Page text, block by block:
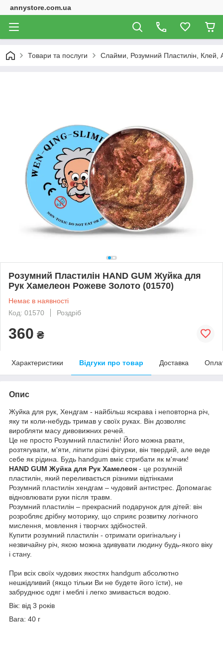
annystore.com.ua
Товари та послуги Слайми, Розумний Пластилін, Клей,
Розумний Пластилін HAND GUM Жуйка для
Рук Хамелеон Рожеве Золото (01570)
Немає в наявності
Код: 01570
Роздріб
360 ₴
Характеристики Відгуки про товар Доставка
Опис
Жуйка для рук, Хендгам - найбільш яскрава і неповторна річ,
яку ти коли-небудь тримав у своїх руках. Він дозволяє
виробляти масу дивовижних речей.
Це не просто Розумний пластилін! Його можна рвати,
розтягувати, м'яти, ліпити різні фігурки, він твердий, але веде
себе як рідина. Будь handgum вміє стрибати як м'ячик!
HAND GUM Жуйка для Рук Хамелеон - це розумній
пластилін, який переливається різними відтінками
Розумний пластилін хендгам – чудовий антистрес. Допомагає
відновлювати руки після травм.
Розумний пластилін – прекрасний подарунок для дітей: він
розробляє дрібну моторику, що сприяє розвитку логічного
мислення, мовлення і творчих здібностей.
Купити розумний пластилін - отримати оригінальну і
незвичайну річ, якою можна здивувати людину будь-якого віку
і стану.
При всіх своїх чудових якостях handgum абсолютно
нешкідливий (якщо тільки Ви не будете його їсти), не
забруднює одяг і меблі і легко змивається водою.
Вік: від 3 років
Вага: 40 г